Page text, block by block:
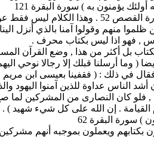
يؤمنون به ) سورة البقرة 121
( الذين آتيناهم الكتاب من قبله هم
ظلموا منهم وقولوا آمنا بالذي أنزل
, فهو اذا ليس بكتاب محرف .
بل أكثر من هذا , وضع القرآن
83 حيث قال ( لتجدن أشد الناس عداوة
. إن الله على كل شيء شهيد ) .
سورة البقرة 62
بكتابهم ويعملون بموجبه أنهم